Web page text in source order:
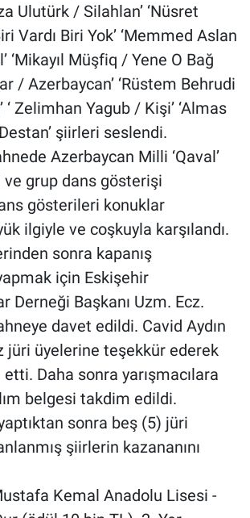
Ulutürk / Silahlan’ ‘Nüsret
Vardı Biri Yok’ ‘Memmed Aslan
‘Mikayıl Müşfiq / Yene O Bağ
/ Azerbaycan’ ‘Rüstem Behrudi
‘ Zelimhan Yagub / Kişi’ ‘Almas
şiirleri seslendi.
Azerbaycan Milli ‘Qaval’
grup dans gösterişi
gösterileri konuklar
ilgiyle ve coşkuyla karşılandı.
sonra kapanış
için Eskişehir
Derneği Başkanı Uzm. Ecz.
davet edildi. Cavid Aydın
jüri üyelerine teşekkür ederek
Daha sonra yarışmacılara
belgesi takdim edildi.
sonra beş (5) jüri
şiirlerin kazananını
Kemal Anadolu Lisesi -